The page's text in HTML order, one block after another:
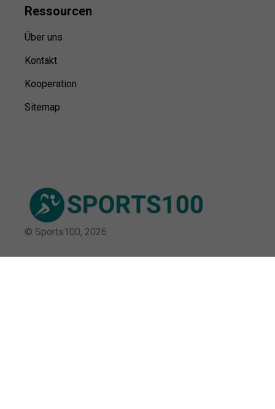
Ressourcen
Über uns
Kontakt
Kooperation
Sitemap
© Sports100, 2026